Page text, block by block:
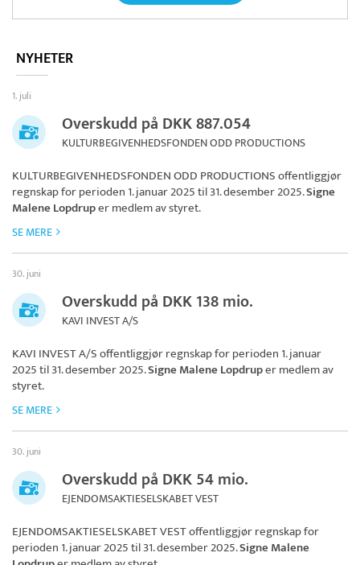
NYHETER
1. juli
Overskudd på DKK 887.054
KULTURBEGIVENHEDSFONDEN ODD PRODUCTIONS
KULTURBEGIVENHEDSFONDEN ODD PRODUCTIONSoffentliggjør
regnskap for perioden 1. januar 2025 til 31. desember 2025.Signe
Malene Lopdruper medlem av styret.
SE MERE
30. juni
Overskudd på DKK 138 mio.
KAVI INVEST A/S
KAVI INVEST A/Soffentliggjør regnskap for perioden 1. januar
2025 til 31. desember 2025.Signe Malene Lopdruper medlem av
styret.
SE MERE
30. juni
Overskudd på DKK 54 mio.
EJENDOMSAKTIESELSKABET VEST
EJENDOMSAKTIESELSKABET VESToffentliggjør regnskap for
perioden 1. januar 2025 til 31. desember 2025.Signe Malene